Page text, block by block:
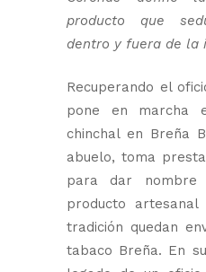
producto que
dentro y fuera de la
Recuperando el
pone en marcha
chinchal en Breña
abuelo, toma
para dar
producto
tradición quedan
tabaco Breña. En